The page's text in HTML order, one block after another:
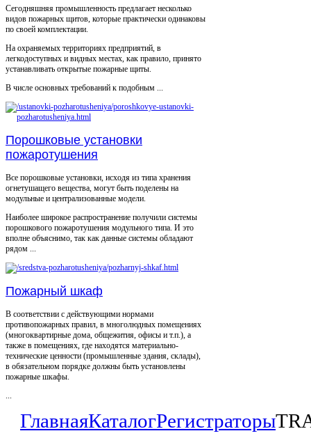
Сегодняшняя промышленность предлагает несколько
видов пожарных щитов, которые практически одинаковы
по своей комплектации.
На охраняемых территориях предприятий, в
легкодоступных и видных местах, как правило, принято
устанавливать открытые пожарные щиты.
В числе основных требований к подобным ...
Порошковые установки
пожаротушения
Все порошковые установки, исходя из типа хранения
огнетушащего вещества, могут быть поделены на
модульные и централизованные модели.
Наиболее широкое распространение получили системы
порошкового пожаротушения модульного типа. И это
вполне объяснимо, так как данные системы обладают
рядом ...
Пожарный шкаф
В соответствии с действующими нормами
противопожарных правил, в многолюдных помещениях
(многоквартирные дома, общежития, офисы и т.п.), а
также в помещениях, где находятся материально-
технические ценности (промышленные здания, склады),
в обязательном порядке должны быть установлены
пожарные шкафы.
ГлавнаяКаталогРегистраторы